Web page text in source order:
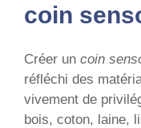
coin
Créer un coin
réfléchi des
vivement de
bois, coton, laine,